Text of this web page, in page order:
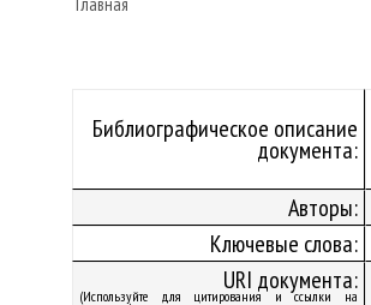
Библиографическое описание
документа:
Авторы:
Ключевые слова:
URI документа:
(Используйте для цитирования и ссылки на